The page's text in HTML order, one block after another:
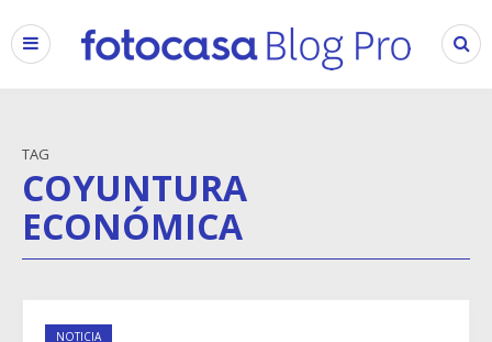
TAG
COYUNTURA
ECONÓMICA
NOTICIA